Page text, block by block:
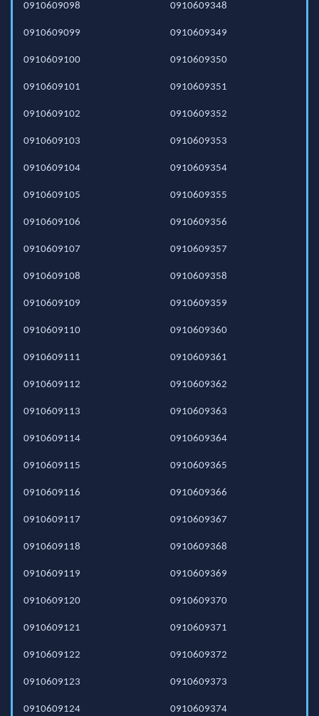
0910609098
0910609099
0910609100
0910609101
0910609102
0910609103
0910609104
0910609105
0910609106
0910609107
0910609108
0910609109
0910609110
0910609111
0910609112
0910609113
0910609114
0910609115
0910609116
0910609117
0910609118
0910609119
0910609120
0910609121
0910609122
0910609123
0910609124
0910609348
0910609349
0910609350
0910609351
0910609352
0910609353
0910609354
0910609355
0910609356
0910609357
0910609358
0910609359
0910609360
0910609361
0910609362
0910609363
0910609364
0910609365
0910609366
0910609367
0910609368
0910609369
0910609370
0910609371
0910609372
0910609373
0910609374